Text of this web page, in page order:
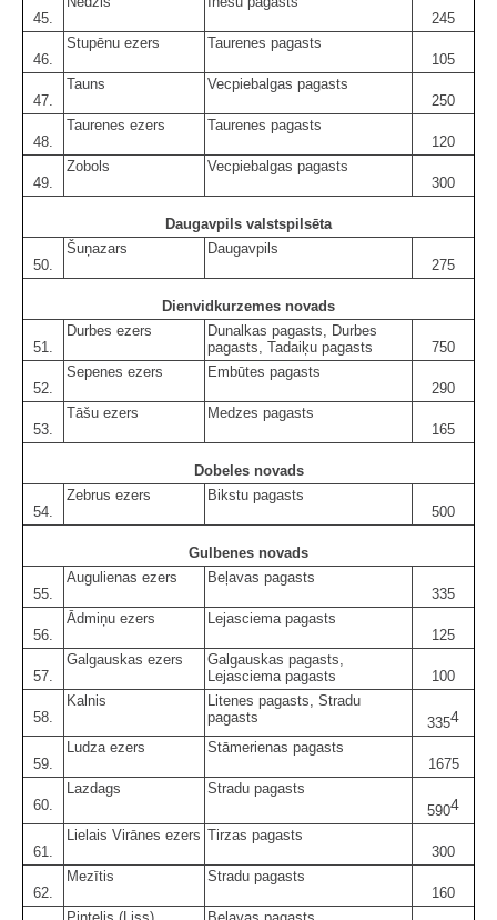
45.
245
46.
Stupēnu ezers
Taurenes pagasts
105
47.
Tauns
Vecpiebalgas pagasts
250
48.
Taurenes ezers
Taurenes pagasts
120
49.
Zobols
Vecpiebalgas pagasts
300
Daugavpils valstspilsēta
50.
Šuņazars
Daugavpils
275
Dienvidkurzemes novads
51.
Durbes ezers
Dunalkas pagasts, Durbes
pagasts, Tadaiķu pagasts
750
52.
Sepenes ezers
Embūtes pagasts
290
53.
Tāšu ezers
Medzes pagasts
165
Dobeles novads
54.
Zebrus ezers
Bikstu pagasts
500
Gulbenes novads
55.
Augulienas ezers
Beļavas pagasts
335
56.
Ādmiņu ezers
Lejasciema pagasts
125
57.
Galgauskas ezers
Galgauskas pagasts,
Lejasciema pagasts
100
58.
Kalnis
Litenes pagasts, Stradu
pagasts
3354
59.
Ludza ezers
Stāmerienas pagasts
1675
60.
Lazdags
Stradu pagasts
5904
61.
Lielais Virānes ezers Tirzas pagasts
300
62.
Mezītis
Stradu pagasts
160